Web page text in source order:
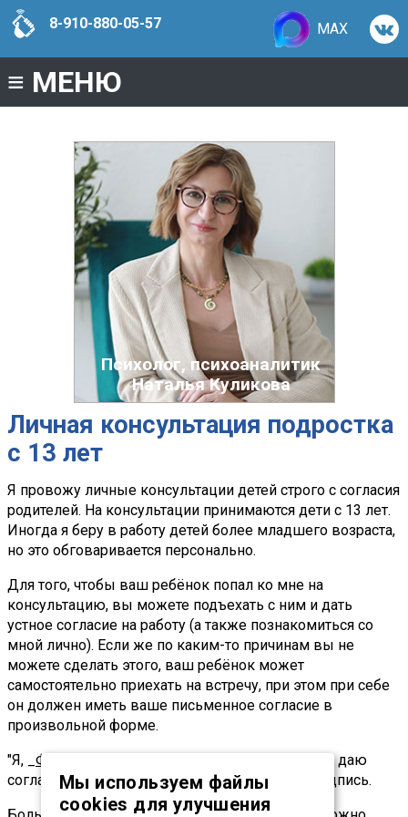
8-910-880-05-57 MAX
≡ МЕНЮ
Психолог, психоаналитик
Наталья Куликова
Личная консультация подростка
с 13 лет
Я провожу личные консультации детей строго с согласия
родителей. На консультации принимаются дети с 13 лет.
Иногда я беру в работу детей более младшего возраста,
но это обговаривается персонально.
Для того, чтобы ваш ребёнок попал ко мне на
консультацию, вы можете подъехать с ним и дать
устное согласие на работу (а также познакомиться со
мной лично). Если же по каким-то причинам вы не
можете сделать этого, ваш ребёнок может
самостоятельно приехать на встречу, при этом при себе
он должен иметь ваше письменное согласие в
произвольной форме.
"Я, _ ФИО
_____, даю
согласие на консультацию психолога". Дата, подпись.
Мы используем файлы
cookies для улучшения